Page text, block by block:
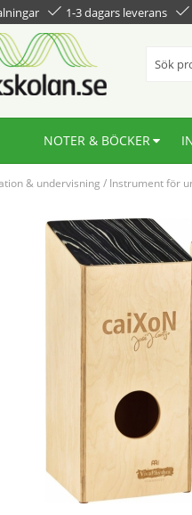
1-3 dagars leverans
NOTER & BÖCKER
& undervisning / Instrument för